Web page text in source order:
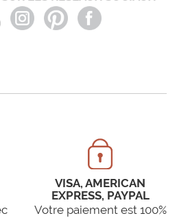
VISA, AMERICAN
EXPRESS, PAYPAL
Votre paiement est 100%